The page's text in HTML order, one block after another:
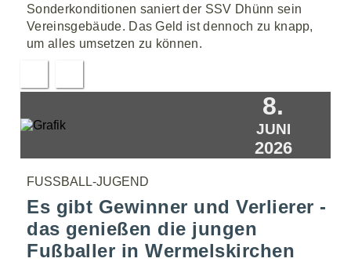
Sonderkonditionen saniert der SSV Dhünn sein
Vereinsgebäude. Das Geld ist dennoch zu knapp,
um alles umsetzen zu können.
8.
JUNI
2026
FUSSBALL-JUGEND
Es gibt Gewinner und Verlierer -
das genießen die jungen
Fußballer in Wermelskirchen